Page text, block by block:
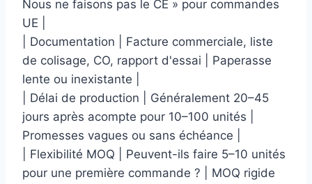
Nous ne faisons pas le CE » pour commandes
UE |
| Documentation | Facture commerciale, liste
de colisage, CO, rapport d'essai | Paperasse
lente ou inexistante |
| Délai de production | Généralement 20–45
jours après acompte pour 10–100 unités |
Promesses vagues ou sans échéance |
| Flexibilité MOQ | Peuvent-ils faire 5–10 unités
pour une première commande ? | MOQ rigide